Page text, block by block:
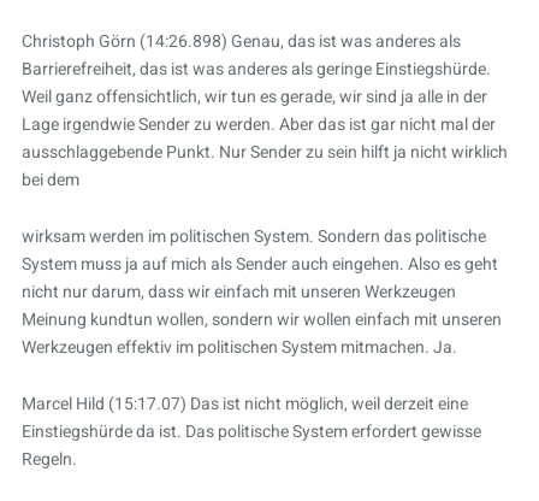
Christoph Görn (14:26.898) Genau, das ist was anderes als
Barrierefreiheit, das ist was anderes als geringe Einstiegshürde.
Weil ganz offensichtlich, wir tun es gerade, wir sind ja alle in der
Lage irgendwie Sender zu werden. Aber das ist gar nicht mal der
ausschlaggebende Punkt. Nur Sender zu sein hilft ja nicht wirklich
bei dem
wirksam werden im politischen System. Sondern das politische
System muss ja auf mich als Sender auch eingehen. Also es geht
nicht nur darum, dass wir einfach mit unseren Werkzeugen
Meinung kundtun wollen, sondern wir wollen einfach mit unseren
Werkzeugen effektiv im politischen System mitmachen. Ja.
Marcel Hild (15:17.07) Das ist nicht möglich, weil derzeit eine
Einstiegshürde da ist. Das politische System erfordert gewisse
Regeln.